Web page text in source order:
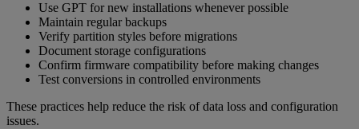
Use GPT for new installations whenever possible
Maintain regular backups
Verify partition styles before migrations
Document storage configurations
Confirm firmware compatibility before making changes
Test conversions in controlled environments
These practices help reduce the risk of data loss and configuration
issues.